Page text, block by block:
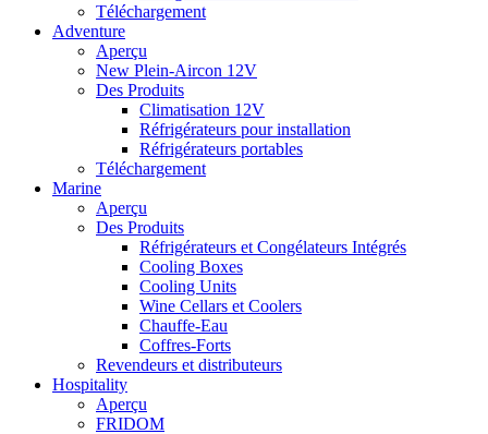
Téléchargement
Adventure
Aperçu
New Plein-Aircon 12V
Des Produits
Climatisation 12V
Réfrigérateurs pour installation
Réfrigérateurs portables
Téléchargement
Marine
Aperçu
Des Produits
Réfrigérateurs et Congélateurs Intégrés
Cooling Boxes
Cooling Units
Wine Cellars et Coolers
Chauffe-Eau
Coffres-Forts
Revendeurs et distributeurs
Hospitality
Aperçu
FRIDOM